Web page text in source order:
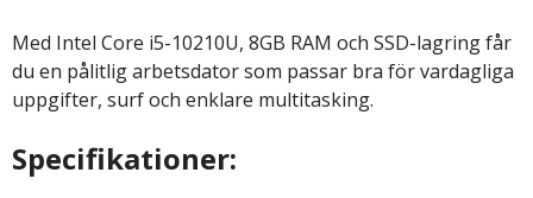
Med Intel Core i5-10210U, 8GB RAM och SSD-lagring får
du en pålitlig arbetsdator som passar bra för vardagliga
uppgifter, surf och enklare multitasking.
Specifikationer: